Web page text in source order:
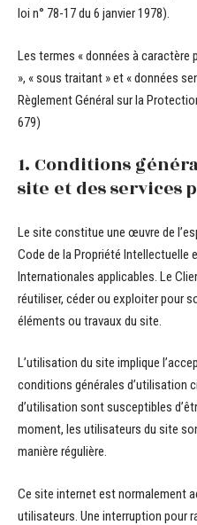
loi n° 78-17 du 6 janvier 1978).
Les termes « données à caractère
», « sous traitant » et « données
Règlement Général sur la
679)
1. Conditions
site et des services
Le site constitue une œuvre de
Code de la Propriété Intellectuelle
Internationales applicables. Le
réutiliser, céder ou exploiter pour
éléments ou travaux du site.
L’utilisation du site implique
conditions générales d’utilisation
d’utilisation sont susceptibles
moment, les utilisateurs du site
manière régulière.
Ce site internet est normalement
utilisateurs. Une interruption pour